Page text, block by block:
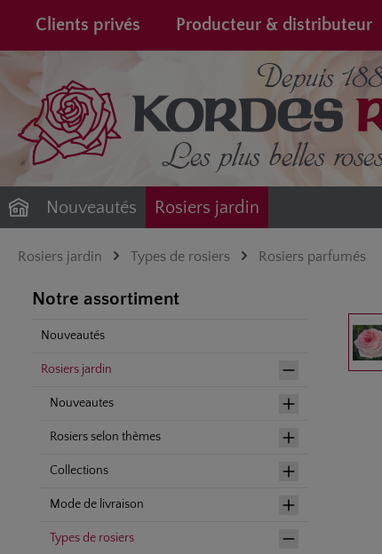
Passer à la navigation principale
Clients privés Producteur & distributeur
Nouveautés Rosiers jardin
Rosiers jardin Types de rosiers Rosiers parfumés
Notre assortiment
Nouveautés
Rosiers jardin
Nouveautes
Rosiers selon thèmes
Collections
Mode de livraison
Types de rosiers